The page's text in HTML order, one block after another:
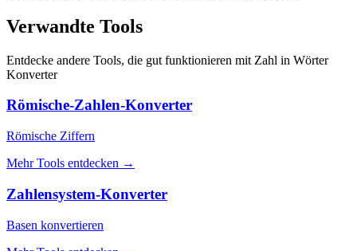
Verwandte Tools
Entdecke andere Tools, die gut funktionieren mit Zahl in Wörter
Konverter
Römische-Zahlen-Konverter
Römische Ziffern
Mehr Tools entdecken →
Zahlensystem-Konverter
Basen konvertieren